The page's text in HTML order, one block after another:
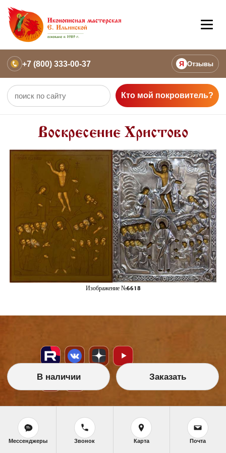
+7 (800) 333-00-37 Я Отзывы
Кто мой покровитель?
Воскресение Христово
Изображение №6618
НАШИ УСЛУГИ
Икона на заказ
Магазин готовых икон
В наличии Заказать
Мессенджеры Звонок Карта Почта